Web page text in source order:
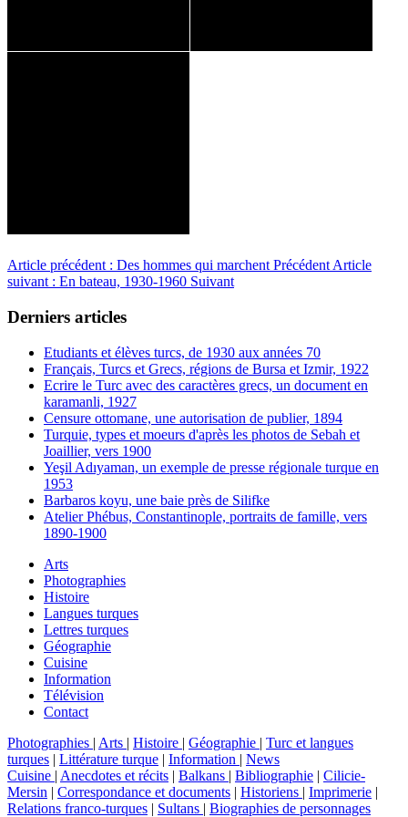
Article précédent : Des hommes qui marchent Précédent Article
suivant : En bateau, 1930-1960 Suivant
Derniers articles
Etudiants et élèves turcs, de 1930 aux années 70
Français, Turcs et Grecs, régions de Bursa et Izmir, 1922
Ecrire le Turc avec des caractères grecs, un document en
karamanli, 1927
Censure ottomane, une autorisation de publier, 1894
Turquie, types et moeurs d'après les photos de Sebah et
Joaillier, vers 1900
Yeşil Adıyaman, un exemple de presse régionale turque en
1953
Barbaros koyu, une baie près de Silifke
Atelier Phébus, Constantinople, portraits de famille, vers
1890-1900
Arts
Photographies
Histoire
Langues turques
Lettres turques
Géographie
Cuisine
Information
Télévision
Contact
Photographies | Arts | Histoire | Géographie | Turc et langues
turques | Littérature turque | Information | News
Cuisine | Anecdotes et récits | Balkans | Bibliographie | Cilicie-
Mersin | Correspondance et documents | Historiens | Imprimerie |
Relations franco-turques | Sultans | Biographies de personnages